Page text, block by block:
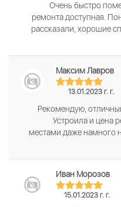
Очень быстро
ремонта доступная.
рассказали, хорошие
Максим Лавров
13.01.2023 г. г.
Рекомендую,
Устроила и цена
местами даже намного
Иван Морозов
15.01.2023 г. г.